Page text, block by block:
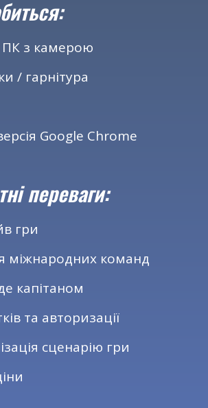
ПК з камерою
/ гарнітура
Google Chrome
переваги:
гри
міжнародних команд
капітаном
та авторизації
сценарію гри